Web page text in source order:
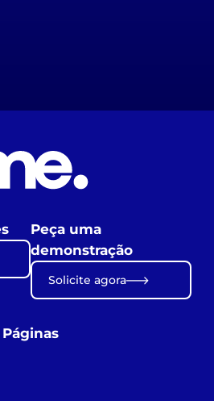
Peça uma
demonstração
Solicite agora
Páginas